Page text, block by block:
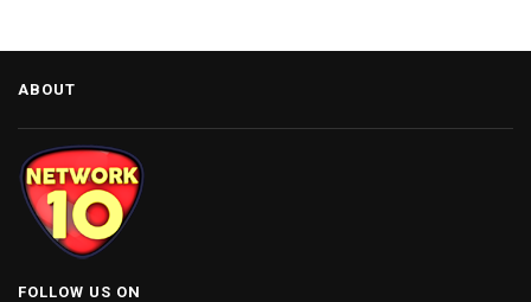
ABOUT
FOLLOW US ON